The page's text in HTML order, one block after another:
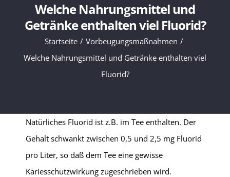
Welche Nahrungsmittel und
Getränke enthalten viel Fluorid?
Startseite
Vorbeugungsmaßnahmen
Welche Nahrungsmittel und Getränke enthalten viel
Fluorid?
Natürliches Fluorid ist z.B. im Tee enthalten. Der
Gehalt schwankt zwischen 0,5 und 2,5 mg Fluorid
pro Liter, so daß dem Tee eine gewisse
Kariesschutzwirkung zugeschrieben wird.